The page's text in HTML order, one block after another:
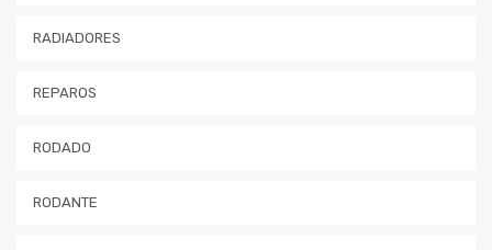
RADIADORES
REPAROS
RODADO
RODANTE